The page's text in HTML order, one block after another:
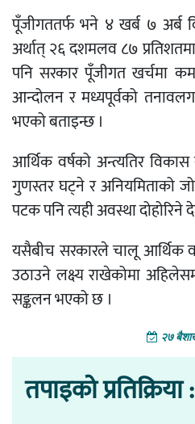
पूँजीगततर्फ भने ४ खर्ब ७ अर्ब
अर्थात् २६ दशमलव ८७
पनि सरकार पूँजीगत खर्चमा
आन्दोलन र मध्यपूर्वको
भएको बताइन्छ ।
आर्थिक वर्षको अन्त्यतिर
गुणस्तर घट्ने र अनियमिताको
पटक पनि त्यही अवस्था दोहोरिने
यसैबीच सरकारले चालू आर्थिक
उठाउने लक्ष्य राखेकोमा
सङ्कलन भएको छ ।
२७
तपाइको प्रतिक्रिया :